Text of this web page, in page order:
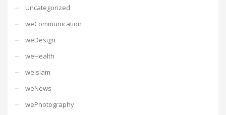
Uncategorized
weCommunication
weDesign
weHealth
weIslam
weNews
wePhotography